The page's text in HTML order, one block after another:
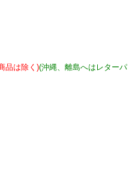
品は除く)(沖縄、離島へはレターパ